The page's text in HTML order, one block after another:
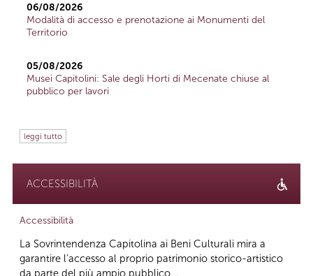
06/08/2026
Modalità di accesso e prenotazione ai Monumenti del
Territorio
05/08/2026
Musei Capitolini: Sale degli Horti di Mecenate chiuse al
pubblico per lavori
leggi tutto
ACCESSIBILITÀ
Accessibilità
La Sovrintendenza Capitolina ai Beni Culturali mira a
garantire l’accesso al proprio patrimonio storico-artistico
da parte del più ampio pubblico...